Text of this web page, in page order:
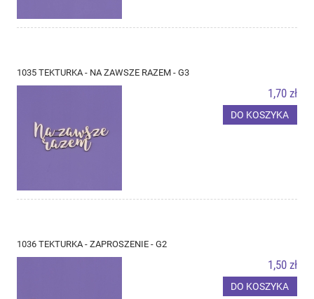
1035 TEKTURKA - NA ZAWSZE RAZEM - G3
1,70 zł
DO KOSZYKA
1036 TEKTURKA - ZAPROSZENIE - G2
1,50 zł
DO KOSZYKA